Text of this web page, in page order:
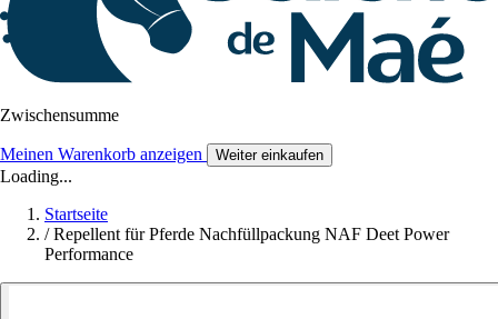
Zwischensumme
Meinen Warenkorb anzeigen Weiter einkaufen
Loading...
Startseite
/ Repellent für Pferde Nachfüllpackung NAF Deet Power
Performance